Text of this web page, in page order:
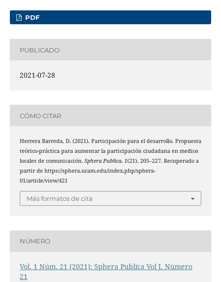
PDF
PUBLICADO
2021-07-28
CÓMO CITAR
Herrera Barreda, D. (2021). Participación para el desarrollo. Propuesta
teórico-práctica para aumentar la participación ciudadana en medios
locales de comunicación. Sphera Publica, 1(21), 205–227. Recuperado a
partir de https://sphera.ucam.edu/index.php/sphera-
01/article/view/421
Más formatos de cita
NÚMERO
Vol. 1 Núm. 21 (2021): Sphera Publica Vol I. Número
21